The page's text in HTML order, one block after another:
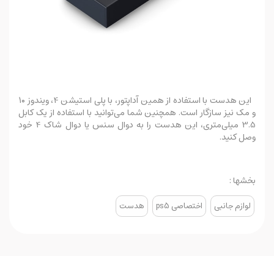
این هدست با استفاده از همین آداپتور، با پلی استیشن 4، ویندوز ۱۰
و مک نیز سازگار است. همچنین شما می‌توانید با استفاده از یک کابل
3.5 میلی‌متری، این هدست را به دوال سنس یا دوال شاک 4 خود
وصل کنید.
بخشها :
لوازم جانبی اختصاصی ps5 هدست